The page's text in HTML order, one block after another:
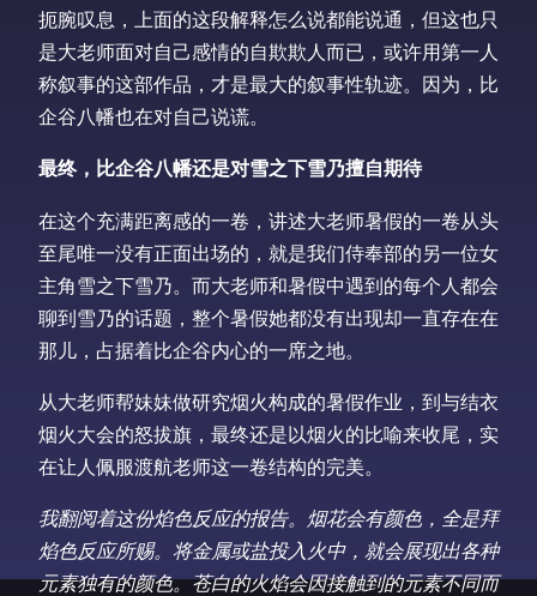
扼腕叹息，上面的这段解释怎么说都能说通，但这也只
是大老师面对自己感情的自欺欺人而已，或许用第一人
称叙事的这部作品，才是最大的叙事性轨迹。因为，比
企谷八幡也在对自己说谎。
最终，比企谷八幡还是对雪之下雪乃擅自期待
在这个充满距离感的一卷，讲述大老师暑假的一卷从头
至尾唯一没有正面出场的，就是我们侍奉部的另一位女
主角雪之下雪乃。而大老师和暑假中遇到的每个人都会
聊到雪乃的话题，整个暑假她都没有出现却一直存在在
那儿，占据着比企谷内心的一席之地。
从大老师帮妹妹做研究烟火构成的暑假作业，到与结衣
烟火大会的怒拔旗，最终还是以烟火的比喻来收尾，实
在让人佩服渡航老师这一卷结构的完美。
我翻阅着这份焰色反应的报告。烟花会有颜色，全是拜
焰色反应所赐。将金属或盐投入火中，就会展现出各种
元素独有的颜色。苍白的火焰会因接触到的元素不同而